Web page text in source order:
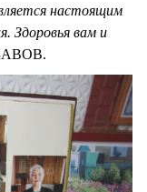
настоящим
Здоровья вам и